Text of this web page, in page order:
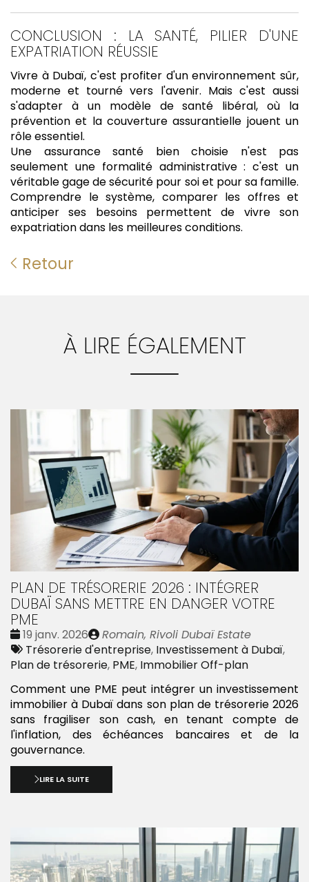
CONCLUSION : LA SANTÉ, PILIER D'UNE
EXPATRIATION RÉUSSIE
Vivre à Dubaï, c'est profiter d'un environnement sûr,
moderne et tourné vers l'avenir. Mais c'est aussi
s'adapter à un modèle de santé libéral, où la
prévention et la couverture assurantielle jouent un
rôle essentiel.
Une assurance santé bien choisie n'est pas
seulement une formalité administrative : c'est un
véritable gage de sécurité pour soi et pour sa famille.
Comprendre le système, comparer les offres et
anticiper ses besoins permettent de vivre son
expatriation dans les meilleures conditions.
Retour
À LIRE ÉGALEMENT
PLAN DE TRÉSORERIE 2026 : INTÉGRER
DUBAÏ SANS METTRE EN DANGER VOTRE
PME
Date
:
19 janv. 2026
Publié
par
Romain, Rivoli Dubaï Estate
Tags
:
Trésorerie d'entreprise, Investissement à Dubaï,
Plan de trésorerie, PME, Immobilier Off-plan
Comment une PME peut intégrer un investissement
immobilier à Dubaï dans son plan de trésorerie 2026
sans fragiliser son cash, en tenant compte de
l'inflation, des échéances bancaires et de la
gouvernance.
LIRE LA SUITE